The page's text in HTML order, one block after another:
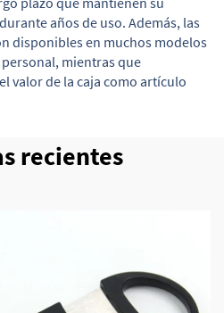
años de uso. Además, las
disponibles en muchos modelos
mientras que
valor de la caja como artículo
recientes